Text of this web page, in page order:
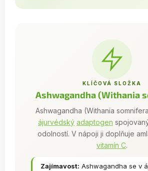
KLÍČOVÁ SLOŽKA
Ashwagandha (Withania
Ashwagandha (Withania
ájurvédský adaptogen
odolností. V nápoji ji doplňuje
vitamín C.
Zajímavost: Ashwagandha se v